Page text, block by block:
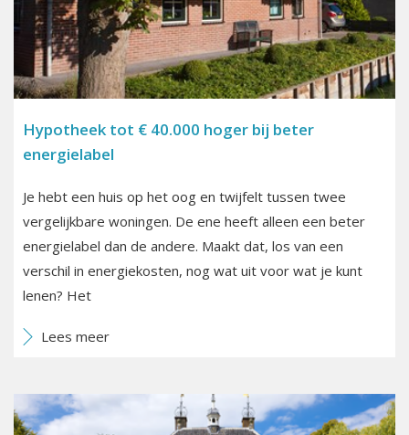
Hypotheek tot € 40.000 hoger bij beter
energielabel
Je hebt een huis op het oog en twijfelt tussen twee
vergelijkbare woningen. De ene heeft alleen een beter
energielabel dan de andere. Maakt dat, los van een
verschil in energiekosten, nog wat uit voor wat je kunt
lenen? Het
Lees meer